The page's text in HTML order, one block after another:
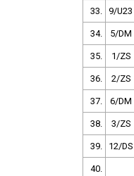
33. 9/U23
34. 5/DM
35. 1/ZS
36. 2/ZS
37. 6/DM
38. 3/ZS
39. 12/DS
40.